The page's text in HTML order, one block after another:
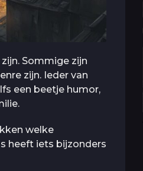
Sommige zijn
zijn. Ieder van
een beetje humor,
welke
heeft iets bijzonders